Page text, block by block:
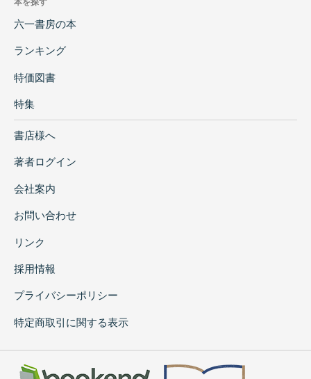
本を探す
六一書房の本
ランキング
特価図書
特集
書店様へ
著者ログイン
会社案内
お問い合わせ
リンク
採用情報
プライバシーポリシー
特定商取引に関する表示